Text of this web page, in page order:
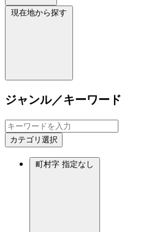
現在地から探す
ジャンル／キーワード
カテゴリ選択
町村字 指定なし